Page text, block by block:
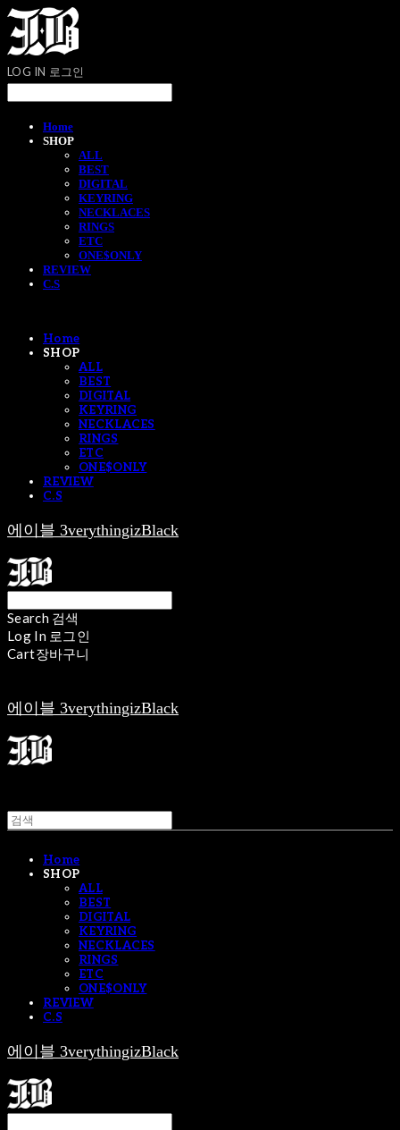
LOG IN 로그인
Home
SHOP
ALL
BEST
DIGITAL
KEYRING
NECKLACES
RINGS
ETC
ONE$ONLY
REVIEW
C.S
Home
SHOP
ALL
BEST
DIGITAL
KEYRING
NECKLACES
RINGS
ETC
ONE$ONLY
REVIEW
C.S
에이블 3verythingizBlack
Search 검색
Log In 로그인
Cart장바구니
에이블 3verythingizBlack
Home
SHOP
ALL
BEST
DIGITAL
KEYRING
NECKLACES
RINGS
ETC
ONE$ONLY
REVIEW
C.S
에이블 3verythingizBlack